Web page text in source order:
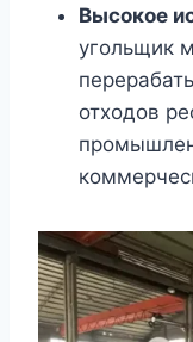
Высокое
угольщик
отходов